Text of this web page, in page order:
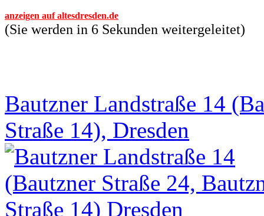
anzeigen auf altesdresden.de
(Sie werden in 6 Sekunden weitergeleitet)
Bautzner Landstraße 14
Straße 14), Dresden